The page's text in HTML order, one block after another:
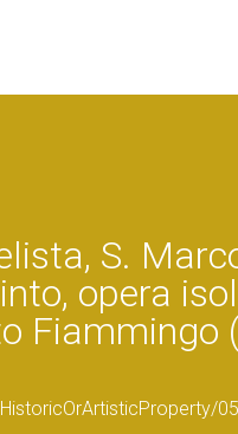
S.
opera
Fiammingo